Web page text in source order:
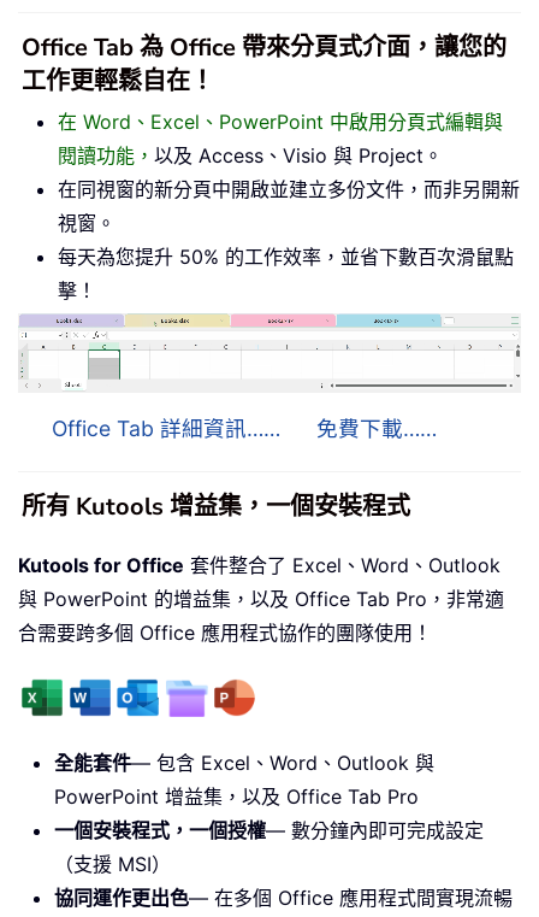
Office Tab 為 Office 帶來分頁式介面，讓您的
工作更輕鬆自在！
在 Word、Excel、PowerPoint 中啟用分頁式編輯與
閱讀功能， 以及 Access、Visio 與 Project。
在同視窗的新分頁中開啟並建立多份文件，而非另開新
視窗。
每天為您提升 50% 的工作效率，並省下數百次滑鼠點
擊！
Office Tab 詳細資訊…… 免費下載……
所有 Kutools 增益集，一個安裝程式
Kutools for Office 套件整合了 Excel、Word、Outlook
與 PowerPoint 的增益集，以及 Office Tab Pro，非常適
合需要跨多個 Office 應用程式協作的團隊使用！
全能套件— 包含 Excel、Word、Outlook 與
PowerPoint 增益集，以及 Office Tab Pro
一個安裝程式，一個授權— 數分鐘內即可完成設定
（支援 MSI）
協同運作更出色— 在多個 Office 應用程式間實現流暢